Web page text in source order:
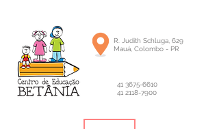
R. Judith Schluga, 629
Mauá, Colombo - PR
41 3675-6610
41 2118-7900